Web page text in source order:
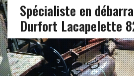
Spécialiste en
Durfort Lacapelette